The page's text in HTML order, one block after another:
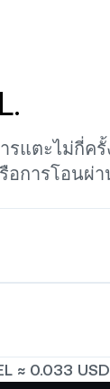
ารแตะไม่กี่ค
อการโอนผ่
≈ 0.033 USD